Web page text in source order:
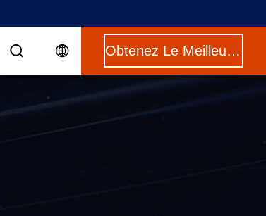
Obtenez Le Meilleur Prix